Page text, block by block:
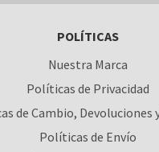
POLÍTICAS
Nuestra Marca
Políticas de Privacidad
de Cambio, Devoluciones
Políticas de Envío